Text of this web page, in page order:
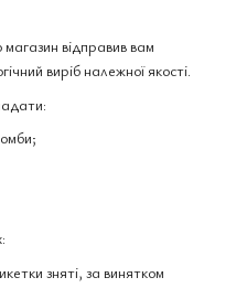
відправив вам
виріб належної якості.
зняті, за винятком